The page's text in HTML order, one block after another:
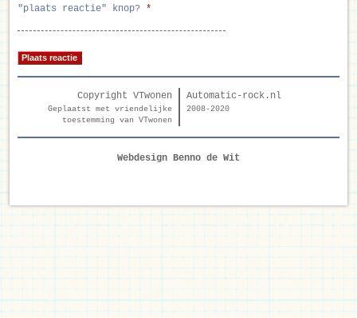
"plaats reactie" knop? *
Copyright VTwonen
Geplaatst met vriendelijke
toestemming van VTwonen
Automatic-rock.nl
2008-2020
Webdesign Benno de Wit